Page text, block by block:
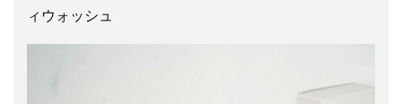
ィウォッシュ